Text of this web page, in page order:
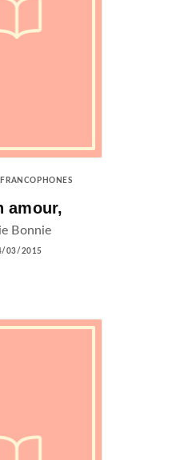
amour,
Bonnie
03/2015